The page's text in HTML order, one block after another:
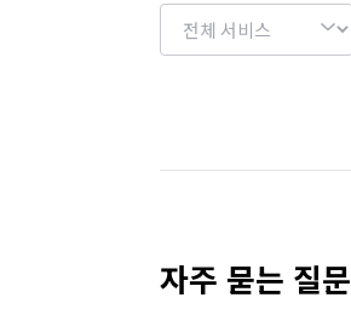
자주 묻는 질문